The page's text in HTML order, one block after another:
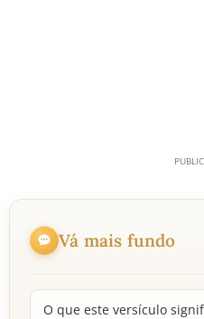
Vá mais fundo
O que este versículo